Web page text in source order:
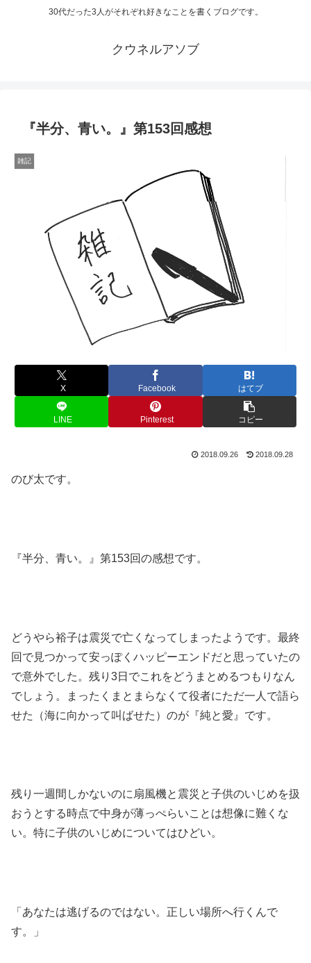
30代だった3人がそれぞれ好きなことを書くブログです。
クウネルアソブ
『半分、青い。』第153回感想
雑記
X Facebook はてブ
LINE Pinterest コピー
2018.09.26 2018.09.28
のび太です。
『半分、青い。』第153回の感想です。
どうやら裕子は震災で亡くなってしまったようです。最終
回で見つかって安っぽくハッピーエンドだと思っていたの
で意外でした。残り3日でこれをどうまとめるつもりなん
でしょう。まったくまとまらなくて役者にただ一人で語ら
せた（海に向かって叫ばせた）のが『純と愛』です。
残り一週間しかないのに扇風機と震災と子供のいじめを扱
おうとする時点で中身が薄っぺらいことは想像に難くな
い。特に子供のいじめについてはひどい。
「あなたは逃げるのではない。正しい場所へ行くんで
す。」